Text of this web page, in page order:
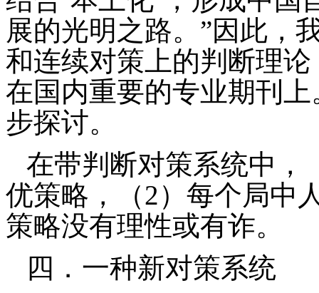
展的光明之路。 ”因此，
和连续对策上的判断理
在国内重要的专业期刊
步探讨。
在带判断对策系统中，
优策略，（2）每个局中
策略没有理性或有诈。
四．一种新对策系统